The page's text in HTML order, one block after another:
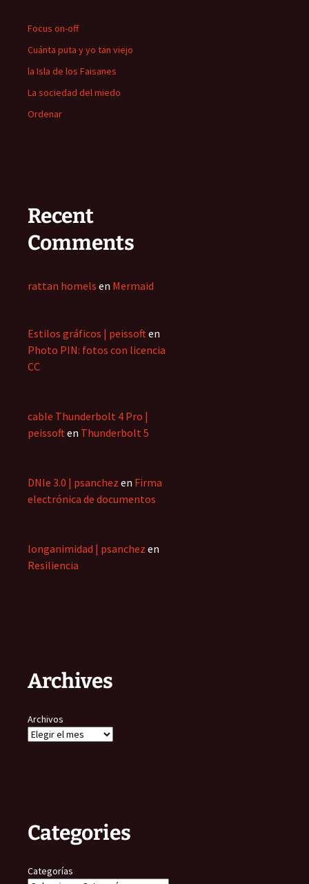
Focus on-off
Cuánta puta y yo tan viejo
la Isla de los Faisanes
La sociedad del miedo
Ordenar
Recent
Comments
rattan homels en Mermaid
Estilos gráficos | peissoften
Photo PIN: fotos con licencia
CC
cable Thunderbolt 4 Pro |
peissoften Thunderbolt 5
DNIe 3.0 | psanchez en Firma
electrónica de documentos
longanimidad | psanchez en
Resiliencia
Archives
Archivos
Categories
Categorías